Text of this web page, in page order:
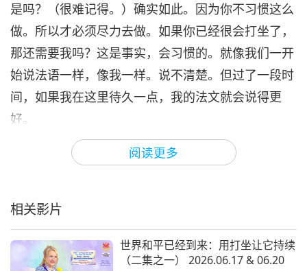
阅读更多
是吗？（很难记得。）确实如此。因为你不习惯这么
做。所以才必须尽力去做。如果你已经很会打坐了，
那还需要我吗？这是事实，会习惯的。就像我们一开
始说法语一样，像我一样。说不清楚。但过了一段时
间，如果我在这里待久一点，我的法文就会说得更
好。
虽然我学法文，已学了将近五年、二十年？五年？
（不。）（二十年。）二十年，以前，我会说法文。
有…啊，这里有个翻译人员。啊，我自由了，太好
了！（我不是法文的翻译人员。）不，不。（啊，
对，对。）（不，我不是翻译人员。）不是吗？你不
相关影片
世界和平已经到来：用打坐让它持续
（二集之一） 2026.06.17 & 06.20